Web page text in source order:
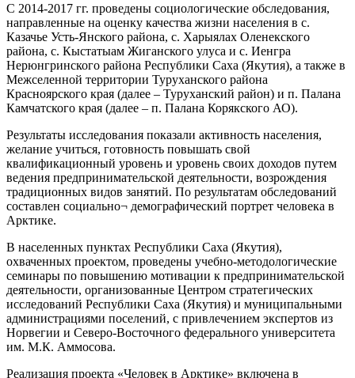
С 2014-2017 гг. проведены социологические обследования,
направленные на оценку качества жизни населения в с.
Казачье Усть-Янского района, с. Харыялах Оленекского
района, с. Кыстатыам Жиганского улуса и с. Иенгра
Нерюнгринского района Республики Саха (Якутия), а также в
Межселенной территории Туруханского района
Красноярского края (далее – Туруханский район) и п. Палана
Камчатского края (далее – п. Палана Корякского АО).
Результаты исследования показали активность населения,
желание учиться, готовность повышать свой
квалификационный уровень и уровень своих доходов путем
ведения предпринимательской деятельности, возрождения
традиционных видов занятий. По результатам обследований
составлен социально¬ демографический портрет человека в
Арктике.
В населенных пунктах Республики Саха (Якутия),
охваченных проектом, проведены учебно-методологические
семинары по повышению мотивации к предпринимательской
деятельности, организованные Центром стратегических
исследований Республики Саха (Якутия) и муниципальными
администрациями поселений, с привлечением экспертов из
Норвегии и Северо-Восточного федерального университета
им. М.К. Аммосова.
Реализация проекта «Человек в Арктике» включена в